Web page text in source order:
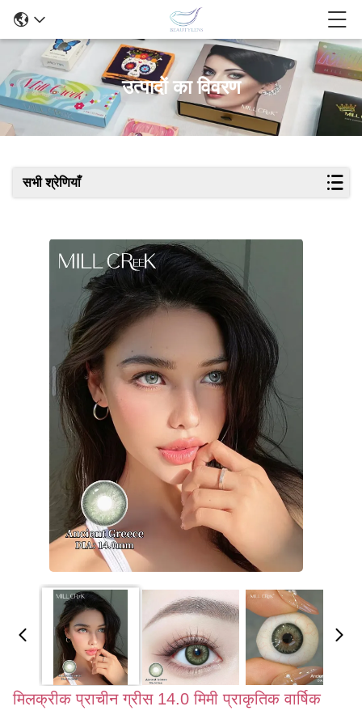
उत्पादों का विवरण
सभी श्रेणियाँ
मिलक्रीक प्राचीन ग्रीस 14.0 मिमी प्राकृतिक वार्षिक